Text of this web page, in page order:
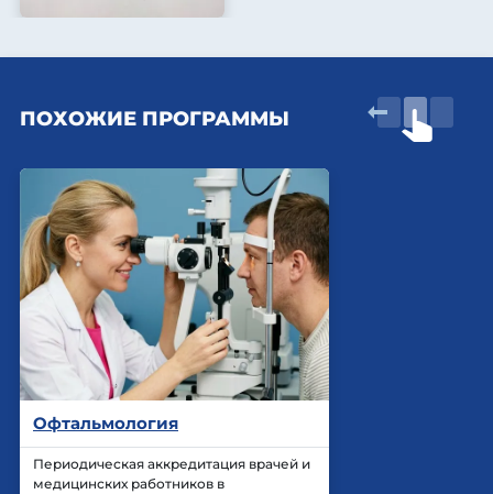
ПОХОЖИЕ ПРОГРАММЫ
Офтальмология
Периодическая аккредитация врачей и
медицинских работников в